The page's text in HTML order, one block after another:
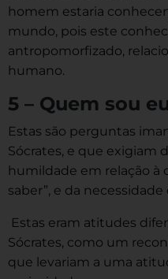
homem estaria
mundo, pois este
antropomorfizado,
humano.
5 – Quem sou
Estas são perguntas
Sócrates, e que exigiam
humildade em relação à
saber”, e da
Estas eram atitudes
Sócrates, como um
que levariam a uma